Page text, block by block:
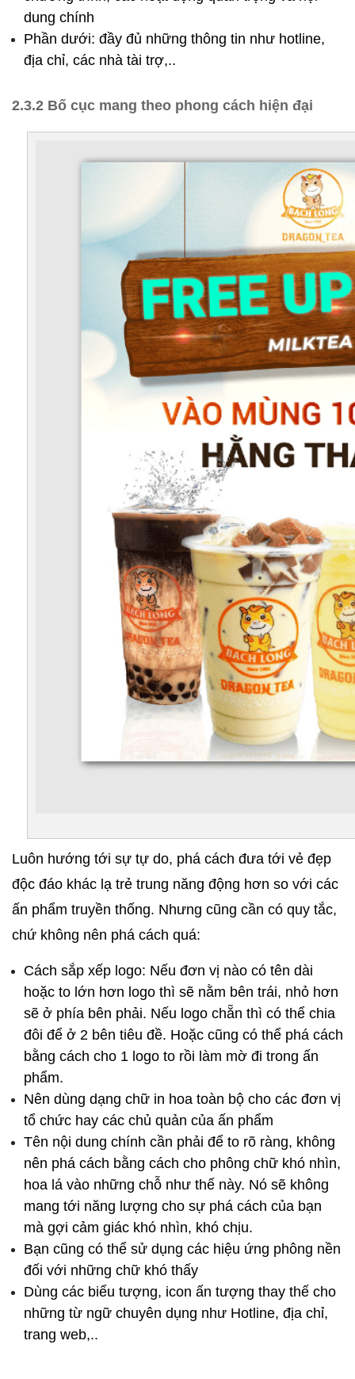
dung chính
Phần dưới: đầy đủ những thông tin như hotline,
địa chỉ, các nhà tài trợ,..
2.3.2 Bố cục mang theo phong cách hiện đại
Luôn hướng tới sự tự do, phá cách đưa tới vẻ đẹp
độc đáo khác lạ trẻ trung năng động hơn so với các
ấn phẩm truyền thống. Nhưng cũng cần có quy tắc,
chứ không nên phá cách quá:
Cách sắp xếp logo: Nếu đơn vị nào có tên dài
hoặc to lớn hơn logo thì sẽ nằm bên trái, nhỏ hơn
sẽ ở phía bên phải. Nếu logo chẵn thì có thể chia
đôi để ở 2 bên tiêu đề. Hoặc cũng có thể phá cách
bằng cách cho 1 logo to rồi làm mờ đi trong ấn
phẩm.
Nên dùng dạng chữ in hoa toàn bộ cho các đơn vị
tổ chức hay các chủ quản của ấn phẩm
Tên nội dung chính cần phải để to rõ ràng, không
nên phá cách bằng cách cho phông chữ khó nhìn,
hoa lá vào những chỗ như thế này. Nó sẽ không
mang tới năng lượng cho sự phá cách của bạn
mà gợi cảm giác khó nhìn, khó chịu.
Bạn cũng có thể sử dụng các hiệu ứng phông nền
đối với những chữ khó thấy
Dùng các biểu tượng, icon ấn tượng thay thế cho
những từ ngữ chuyên dụng như Hotline, địa chỉ,
trang web,..